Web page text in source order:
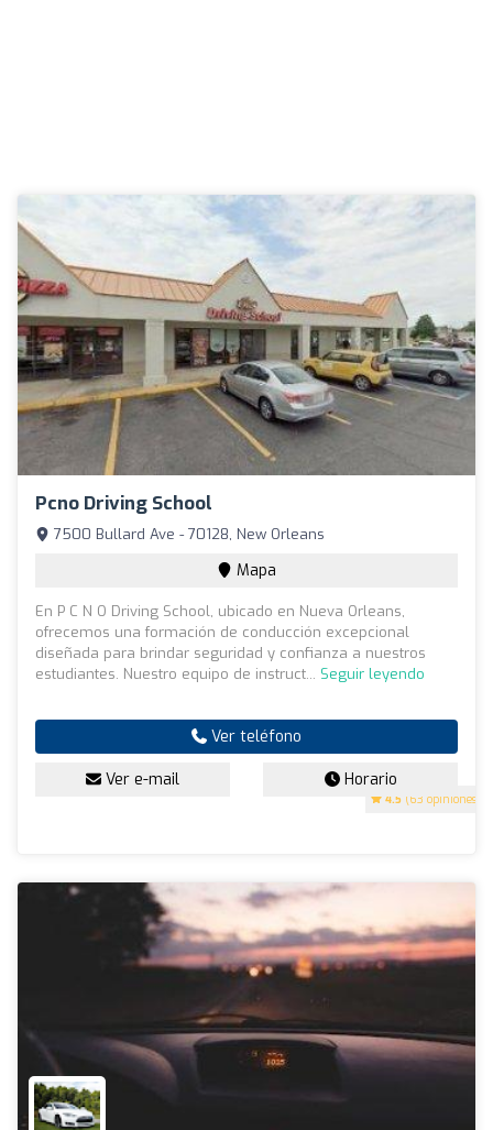
Pcno Driving School
4.5 (63 opiniones)
7500 Bullard Ave - 70128, New Orleans
Mapa
En P C N O Driving School, ubicado en Nueva Orleans,
ofrecemos una formación de conducción excepcional
diseñada para brindar seguridad y confianza a nuestros
estudiantes. Nuestro equipo de instruct... Seguir leyendo
Ver teléfono
Ver e-mail Horario